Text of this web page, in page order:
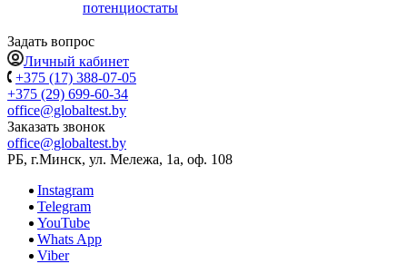
потенциостаты
Задать вопрос
Личный кабинет
+375 (17) 388-07-05
+375 (29) 699-60-34
office@globaltest.by
Заказать звонок
office@globaltest.by
РБ, г.Минск, ул. Мележа, 1а, оф. 108
Instagram
Telegram
YouTube
Whats App
Viber